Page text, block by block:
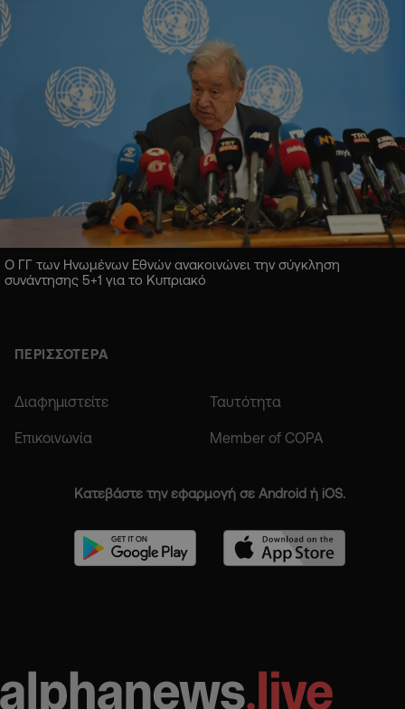
Ο ΓΓ των Ηνωμένων Εθνών ανακοινώνει την σύγκληση
συνάντησης 5+1 για το Κυπριακό
ΠΕΡΙΣΣΟΤΕΡΑ
Διαφημιστείτε Ταυτότητα
Επικοινωνία Member of COPA
Κατεβάστε την εφαρμογή σε Android ή iOS.